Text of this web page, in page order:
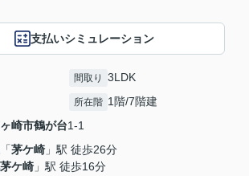
支払いシミュレーション
間取り 3LDK
所在階 1階/7階建
崎市鶴が台1-1
「茅ケ崎 」駅 徒歩26分
ケ崎 」駅 徒歩16分